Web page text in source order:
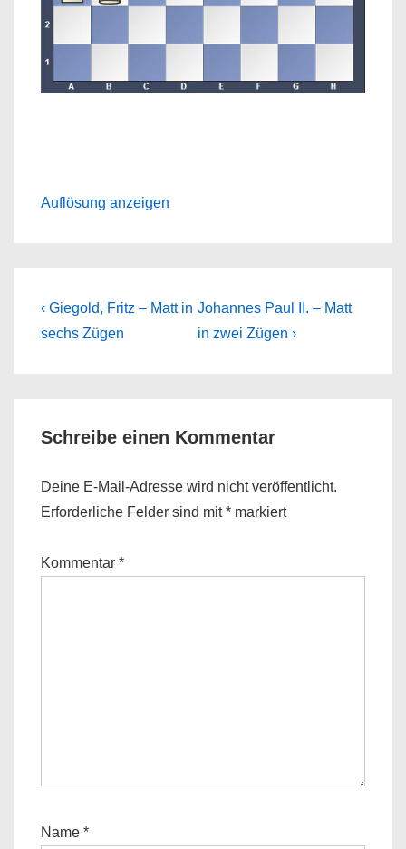
Auflösung anzeigen
Beitragsnavigation
Previous
Post
‹ Giegold, Fritz – Matt in
sechs Zügen
Next
Post
Johannes Paul II. – Matt
in zwei Zügen ›
Schreibe einen Kommentar
Deine E-Mail-Adresse wird nicht veröffentlicht.
Erforderliche Felder sind mit* markiert
Kommentar *
Name *